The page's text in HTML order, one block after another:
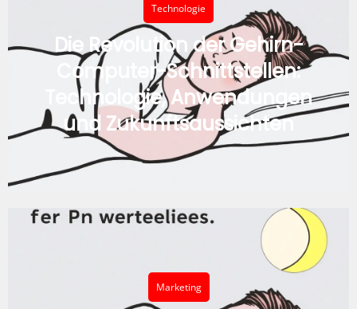
Technologie
Die Revolution der Gehirn-
Computer-Schnittstellen:
Technologie, Anwendungen
und Zukunftsaussichten
Marketing